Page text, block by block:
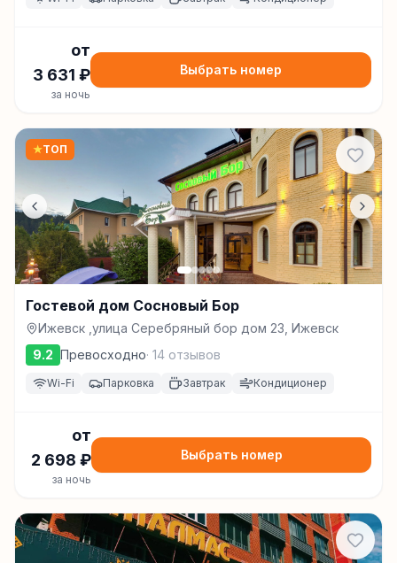
от
3 631 ₽
за ночь
Выбрать номер
★ТОП
Гостевой дом Сосновый Бор
Ижевск ,улица Серебряный бор дом 23, Ижевск
9.2 Превосходно· 14 отзывов
Wi-Fi Парковка Завтрак Кондиционер
от
2 698 ₽
за ночь
Выбрать номер